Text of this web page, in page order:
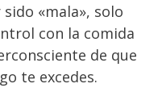
«mala», solo
con la comida
de que
te excedes.